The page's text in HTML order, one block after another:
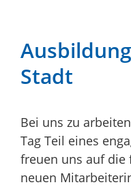
Stadt
Bei uns zu
Tag Teil eines
freuen uns auf die
neuen